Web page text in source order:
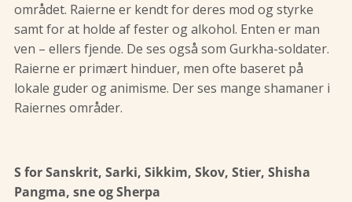
området. Raierne er kendt for deres mod og styrke
samt for at holde af fester og alkohol. Enten er man
ven – ellers fjende. De ses også som Gurkha-soldater.
Raierne er primært hinduer, men ofte baseret på
lokale guder og animisme. Der ses mange shamaner i
Raiernes områder.
S for Sanskrit, Sarki, Sikkim, Skov, Stier, Shisha
Pangma, sne og Sherpa